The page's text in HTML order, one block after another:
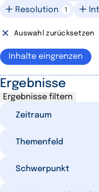
Resolution 1
Auswahl zurücksetzen
Inhalte eingrenzen
Ergebnisse
Ergebnisse filtern
Zeitraum
Alle
Themenfeld
Ausgewählte Filter
Schwerpunkt